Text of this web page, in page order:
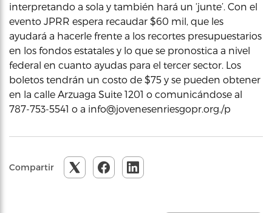
interpretando a sola y también hará un ‘junte’. Con el
evento JPRR espera recaudar $60 mil, que les
ayudará a hacerle frente a los recortes presupuestarios
en los fondos estatales y lo que se pronostica a nivel
federal en cuanto ayudas para el tercer sector. Los
boletos tendrán un costo de $75 y se pueden obtener
en la calle Arzuaga Suite 1201 o comunicándose al
787-753-5541 o a info@jovenesenriesgopr.org./p
Compartir